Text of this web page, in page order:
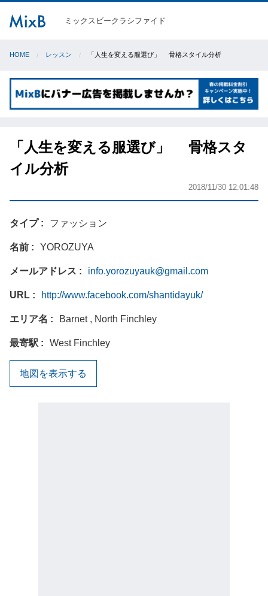
ミックスビークラシファイド
HOME レッスン 「人生を変える服選び」 骨格スタイル分析
「人生を変える服選び」 骨格スタ
イル分析
2018/11/30 12:01:48
タイプ ファッション
名前 YOROZUYA
メールアドレス info.yorozuyauk@gmail.com
URL http://www.facebook.com/shantidayuk/
エリア名 Barnet , North Finchley
最寄駅 West Finchley
地図を表示する